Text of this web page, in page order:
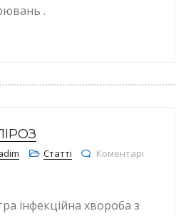
.
вакцинації в житті людини.
Статті
Коментарі
інфекційна хвороба з